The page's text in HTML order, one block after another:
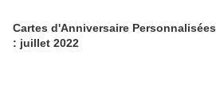
Cartes d'Anniversaire Personnalisées
: juillet 2022